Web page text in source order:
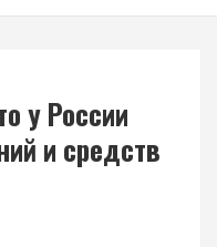
у России
и средств